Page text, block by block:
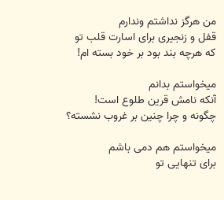
من هرگز نداشتم وندارم
قفل و زنجیری برای اسارت قلب تو
که هرچه بند بود بر خود بسته ام!
میخواستم بدانم
آنکه نامش قرین طلوع است!
چگونه و چرا چنین بر غروب نشسته؟
میخواستم هم دمی باشم
برای تنهایی تو